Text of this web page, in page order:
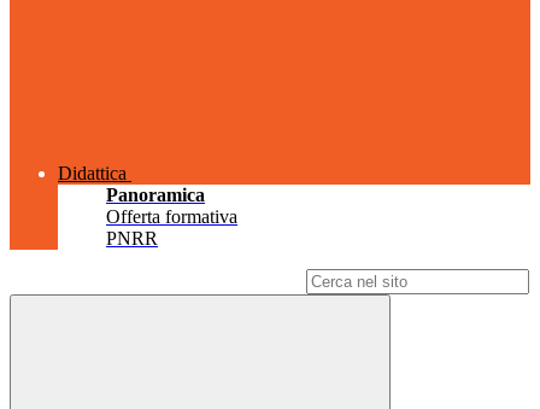
Didattica
Panoramica
Offerta formativa
PNRR